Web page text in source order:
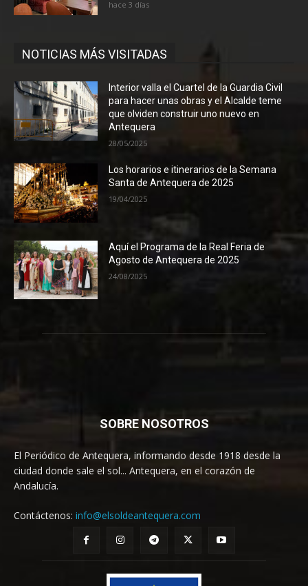
hace 3 días
NOTICIAS MÁS VISITADAS
Interior valla el Cuartel de la Guardia Civil
para hacer unas obras y el Alcalde teme
que olviden construir uno nuevo en
Antequera
28/05/2025
Los horarios e itinerarios de la Semana
Santa de Antequera de 2025
19/04/2025
Aquí el Programa de la Real Feria de
Agosto de Antequera de 2025
24/08/2025
SOBRE NOSOTROS
El Periódico de Antequera, informando desde 1918 desde la
ciudad donde sale el sol... Antequera, en el corazón de
Andalucía.
Contáctenos: info@elsoldeantequera.com